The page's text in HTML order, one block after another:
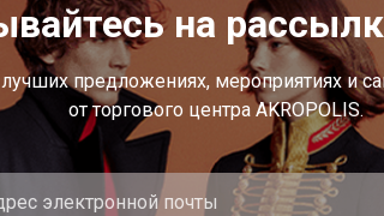
на
предложениях, мероприятиях и
от торгового центра AKROPOLIS.